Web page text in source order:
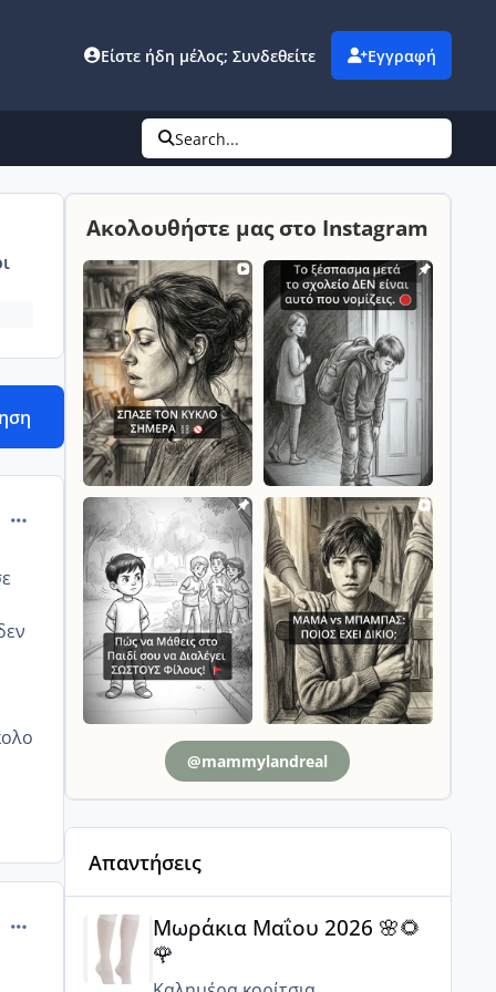
Είστε ήδη μέλος; Συνδεθείτε Εγγραφή
Search...
comment_1302035
comment_1302228
Ακολουθήστε μας στο Instagram
@mammylandreal
Απαντήσεις
Μωράκια Μαΐου 2026 🌸🌻🌹
Μωράκια Μαΐου 2026 🌸🌻
🌹